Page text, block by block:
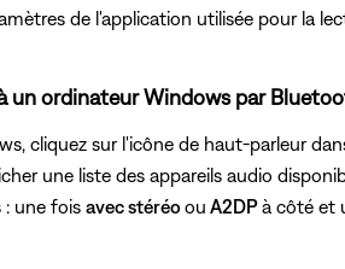
de l'application utilisée pour la
un ordinateur Windows par
cliquez sur l'icône de haut-parleur
une liste des appareils audio
: une fois avec stéréo ou A2DPà côté et